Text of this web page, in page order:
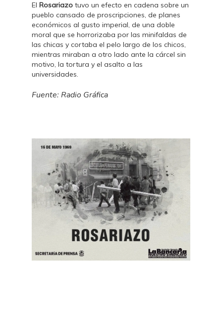
El Rosariazo tuvo un efecto en cadena sobre un
pueblo cansado de proscripciones, de planes
económicos al gusto imperial, de una doble
moral que se horrorizaba por las minifaldas de
las chicas y cortaba el pelo largo de los chicos,
mientras miraban a otro lado ante la cárcel sin
motivo, la tortura y el asalto a las
universidades.
Fuente: Radio Gráfica